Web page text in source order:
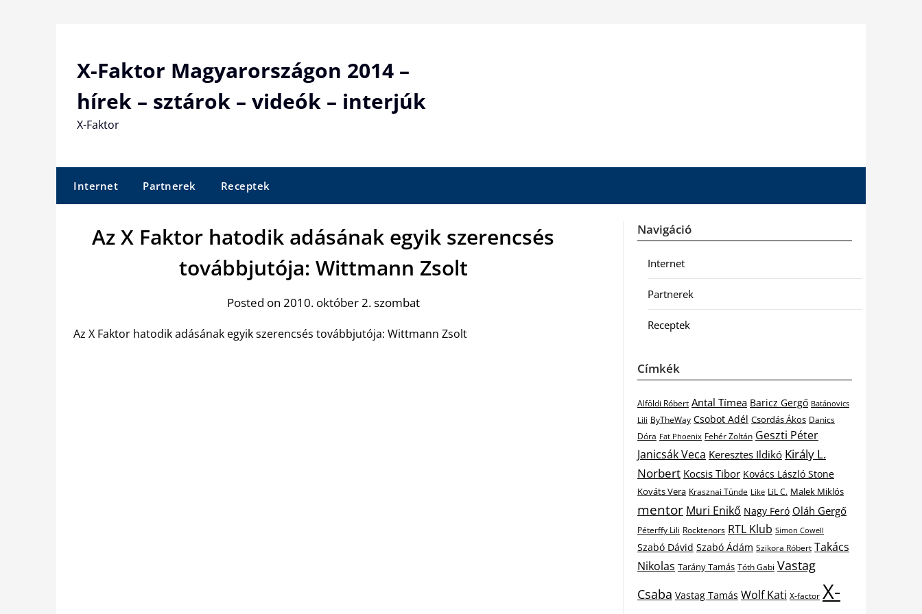
X-Faktor Magyarországon 2014 –
hírek – sztárok – videók – interjúk
X-Faktor
Internet Partnerek Receptek
Az X Faktor hatodik adásának egyik szerencsés
továbbjutója: Wittmann Zsolt
Posted on 2010. október 2. szombat
Az X Faktor hatodik adásának egyik szerencsés továbbjutója: Wittmann Zsolt
Navigáció
Internet
Partnerek
Receptek
Címkék
Alföldi Róbert Antal Tímea Baricz Gergő Batánovics
Lili ByTheWay Csobot Adél Csordás Ákos Danics
Dóra Fat Phoenix Fehér Zoltán Geszti Péter
Janicsák Veca Keresztes Ildikó Király L.
Norbert Kocsis Tibor Kovács László Stone
Kováts Vera Krasznai Tünde Like LiL C. Malek Miklós
mentor Muri Enikő Nagy Feró Oláh Gergő
Péterffy Lili Rocktenors RTL Klub Simon Cowell
Szabó Dávid Szabó Ádám Szikora Róbert Takács
Nikolas Tarány Tamás Tóth Gabi Vastag
Csaba Vastag Tamás Wolf Kati X-factor X-